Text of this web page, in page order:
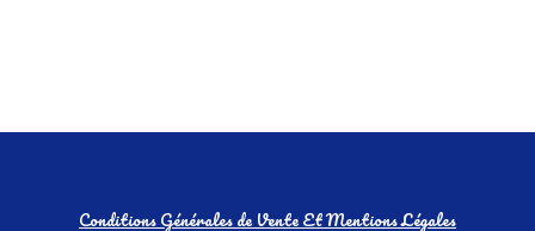
Conditions Générales de Vente Et Mentions Légales